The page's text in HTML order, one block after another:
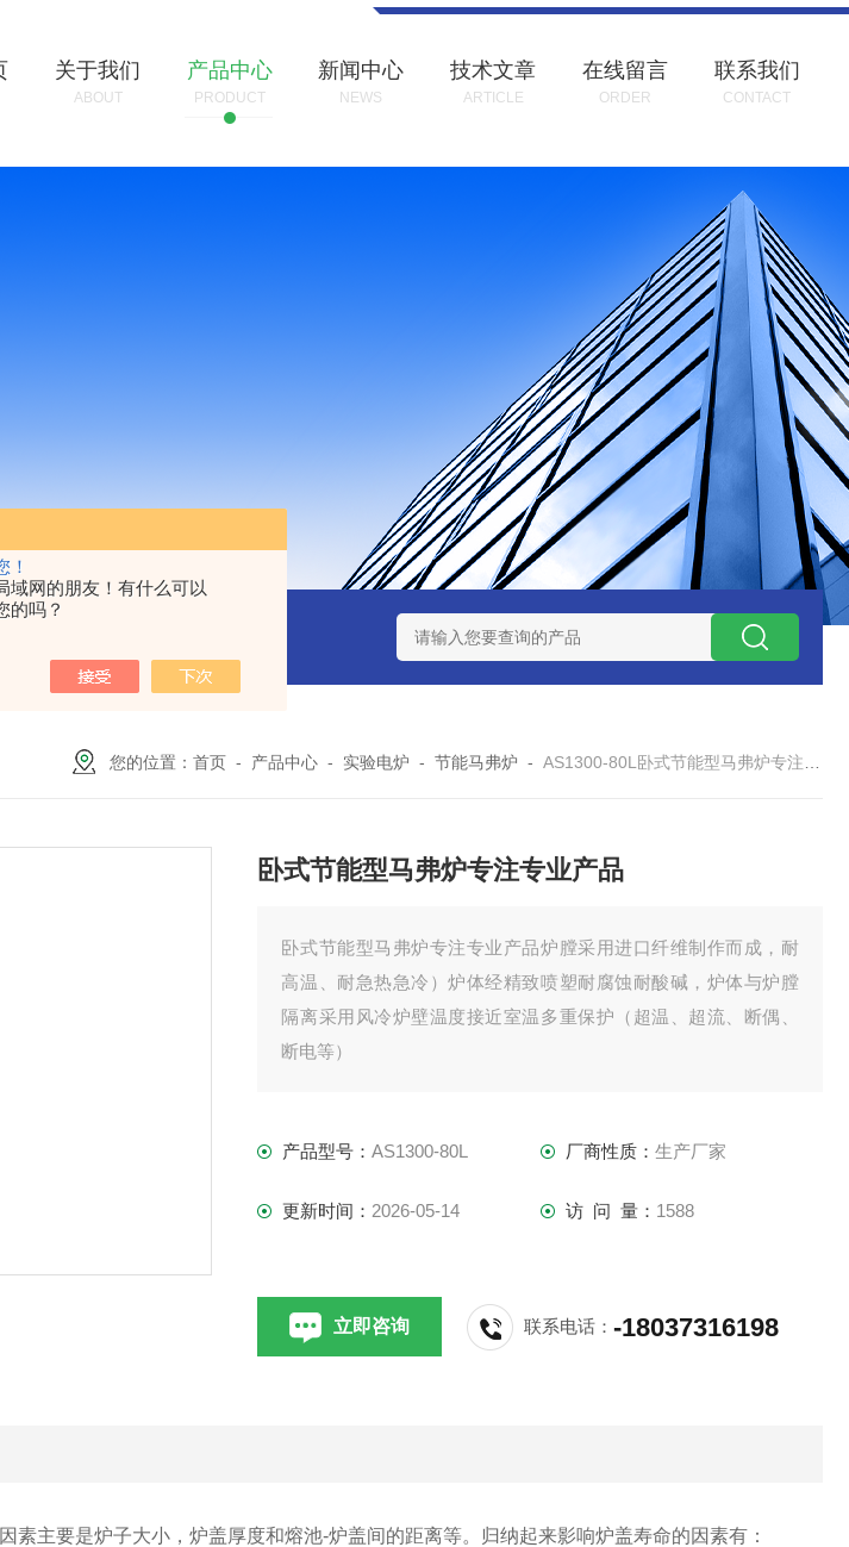
！
域网的朋友！有什么可以
的吗？
关于我们
ABOUT
产品中心
PRODUCT
新闻中心
NEWS
技术文章
ARTICLE
在线留言
ORDER
联系我们
CONTACT
炉-郑州安晟科学仪器 SX2-9-17TP高温实验用热失重马弗炉 实验室小型高温马弗炉 陶瓷纤维
您的位置：首页 - 产品中心 - 实验电炉 -节能马弗炉 -AS1300-80L卧式节能型马弗炉专注专业产品
卧式节能型马弗炉专注专业产品
卧式节能型马弗炉专注专业产品炉膛采用进口纤维制作而成，耐
高温、耐急热急冷）炉体经精致喷塑耐腐蚀耐酸碱，炉体与炉膛
隔离采用风冷炉壁温度接近室温多重保护（超温、超流、断偶、
断电等）
产品型号：AS1300-80L 厂商性质： 生产厂家
更新时间： 2026-05-14 访 问 量： 1588
立即咨询 联系电话：-18037316198
素主要是炉子大小，炉盖厚度和熔池-炉盖间的距离等。归纳起来影响炉盖寿命的因素有：